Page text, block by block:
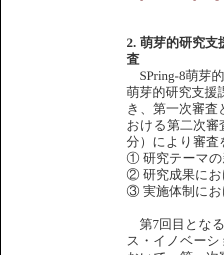
2. 萌芽的研究
査
SPring-8萌芽
萌芽的研究支援
き、第一次審
おける第二次審
分）により審査
① 研究テーマの
② 研究成果にお
③ 実施体制にお
第7回目とな
ス・イノベー